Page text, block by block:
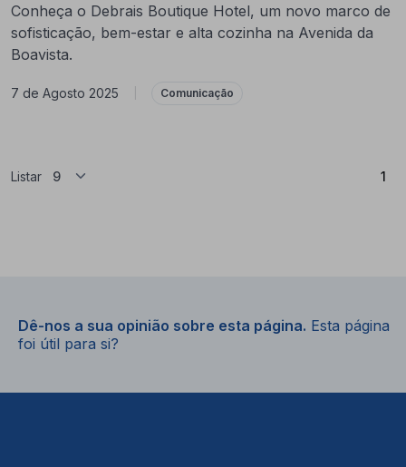
Conheça o Debrais Boutique Hotel, um novo marco de
sofisticação, bem-estar e alta cozinha na Avenida da
Boavista.
7 de Agosto 2025 Comunicação
Listar 1
Dê-nos a sua opinião sobre esta página. Esta página
foi útil para si?